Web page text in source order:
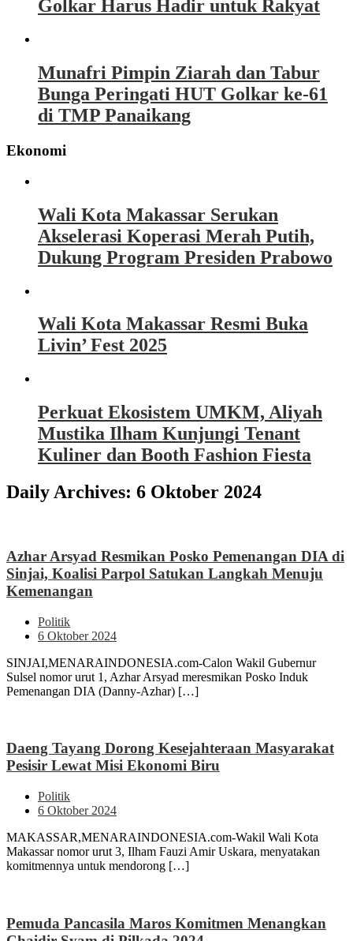
Golkar Harus Hadir untuk Rakyat
Munafri Pimpin Ziarah dan Tabur
Bunga Peringati HUT Golkar ke-61
di TMP Panaikang
Ekonomi
Wali Kota Makassar Serukan
Akselerasi Koperasi Merah Putih,
Dukung Program Presiden Prabowo
Wali Kota Makassar Resmi Buka
Livin’ Fest 2025
Perkuat Ekosistem UMKM, Aliyah
Mustika Ilham Kunjungi Tenant
Kuliner dan Booth Fashion Fiesta
Daily Archives: 6 Oktober 2024
Azhar Arsyad Resmikan Posko Pemenangan DIA di
Sinjai, Koalisi Parpol Satukan Langkah Menuju
Kemenangan
Politik
6 Oktober 2024
SINJAI,MENARAINDONESIA.com-Calon Wakil Gubernur
Sulsel nomor urut 1, Azhar Arsyad meresmikan Posko Induk
Pemenangan DIA (Danny-Azhar) […]
Daeng Tayang Dorong Kesejahteraan Masyarakat
Pesisir Lewat Misi Ekonomi Biru
Politik
6 Oktober 2024
MAKASSAR,MENARAINDONESIA.com-Wakil Wali Kota
Makassar nomor urut 3, Ilham Fauzi Amir Uskara, menyatakan
komitmennya untuk mendorong […]
Pemuda Pancasila Maros Komitmen Menangkan